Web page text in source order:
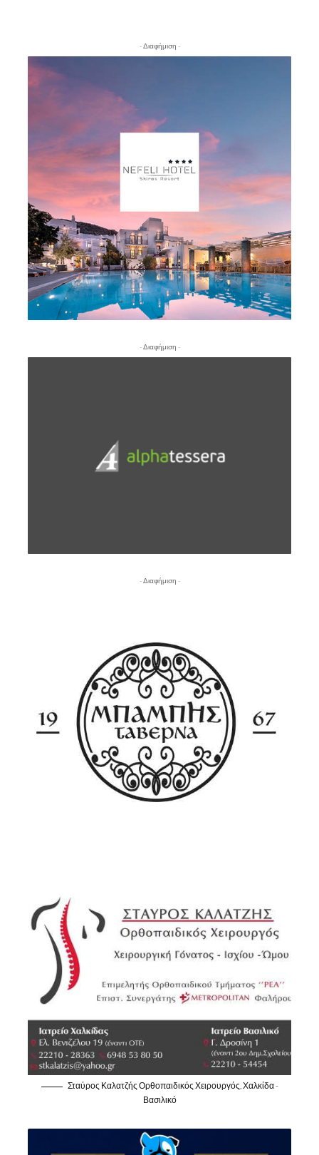
- Διαφήμιση -
- Διαφήμιση -
- Διαφήμιση -
Σταύρος Καλατζής Ορθοπαιδικός Χειρουργός, Χαλκίδα -
Βασιλικό